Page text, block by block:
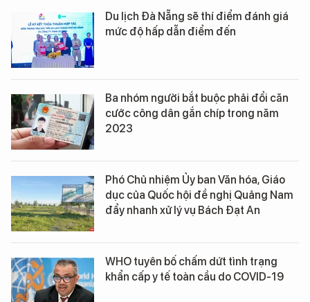
Du lịch Đà Nẵng sẽ thí điểm đánh giá
mức độ hấp dẫn điểm đến
Ba nhóm người bắt buộc phải đổi căn
cước công dân gắn chíp trong năm
2023
Phó Chủ nhiệm Ủy ban Văn hóa, Giáo
dục của Quốc hội đề nghị Quảng Nam
đẩy nhanh xử lý vụ Bách Đạt An
WHO tuyên bố chấm dứt tình trạng
khẩn cấp y tế toàn cầu do COVID-19